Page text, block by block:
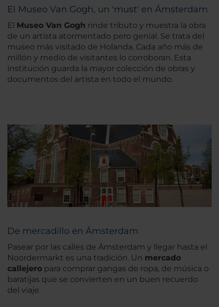
El Museo Van Gogh, un 'must' en Ámsterdam
El Museo Van Gogh rinde tributo y muestra la obra
de un artista atormentado pero genial. Se trata del
museo más visitado de Holanda. Cada año más de
millón y medio de visitantes lo corroboran. Esta
institución guarda la mayor colección de obras y
documentos del artista en todo el mundo.
De mercadillo en Ámsterdam
Pasear por las calles de Ámsterdam y llegar hasta el
Noordermarkt es una tradición. Un mercado
callejero para comprar gangas de ropa, de música o
baratijas que se convierten en un buen recuerdo
del viaje.